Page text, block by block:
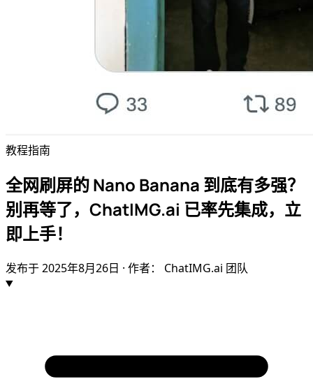
教程指南
全网刷屏的 Nano Banana 到底有多强？
别再等了，ChatIMG.ai 已率先集成，立
即上手！
发布于2025年8月26日 · 作者： ChatIMG.ai 团队